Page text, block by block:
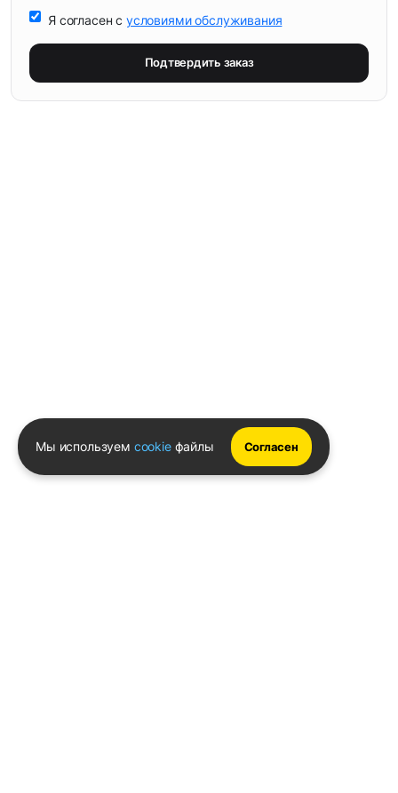
Я согласен с условиями обслуживания
Подтвердить заказ
Мы используем cookieфайлы Согласен